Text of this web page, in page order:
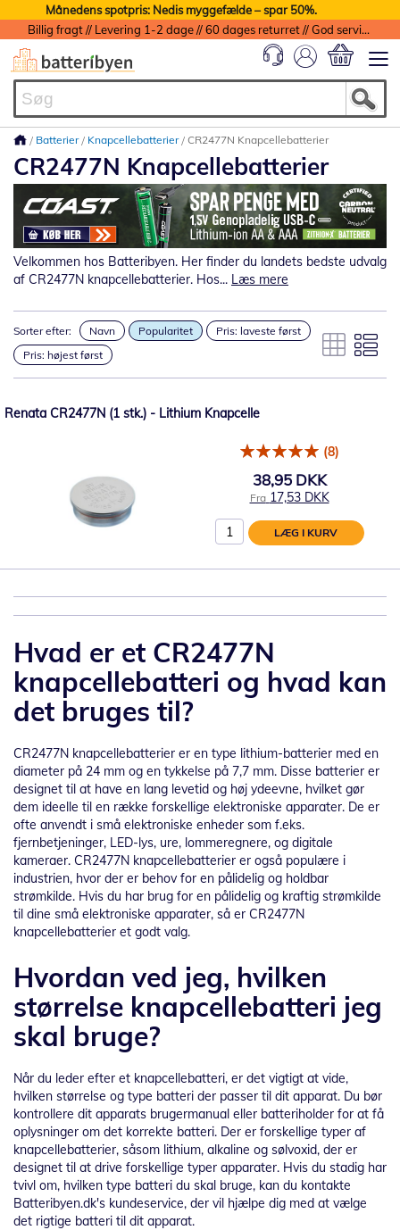
Månedens spotpris: Nedis myggefælde – spar 50%.
Billig fragt // Levering 1-2 dage // 60 dages returret // God service med garanti
Batterier Knapcellebatterier CR2477N Knapcellebatterier
CR2477N Knapcellebatterier
Velkommen hos Batteribyen. Her finder du landets bedste udvalg
af CR2477N knapcellebatterier. Hos... Læs mere
Sorter efter: Navn Popularitet
Pris: laveste først
Pris: højest først
Renata CR2477N (1 stk.) - Lithium Knapcelle
(8)
38,95 DKK
Fra 17,53 DKK
LÆG I KURV
Hvad er et CR2477N
knapcellebatteri og hvad kan
det bruges til?
CR2477N knapcellebatterier er en type lithium-batterier med en
diameter på 24 mm og en tykkelse på 7,7 mm. Disse batterier er
designet til at have en lang levetid og høj ydeevne, hvilket gør
dem ideelle til en række forskellige elektroniske apparater. De er
ofte anvendt i små elektroniske enheder som f.eks.
fjernbetjeninger, LED-lys, ure, lommeregnere, og digitale
kameraer. CR2477N knapcellebatterier er også populære i
industrien, hvor der er behov for en pålidelig og holdbar
strømkilde. Hvis du har brug for en pålidelig og kraftig strømkilde
til dine små elektroniske apparater, så er CR2477N
knapcellebatterier et godt valg.
Hvordan ved jeg, hvilken
størrelse knapcellebatteri jeg
skal bruge?
Når du leder efter et knapcellebatteri, er det vigtigt at vide,
hvilken størrelse og type batteri der passer til dit apparat. Du bør
kontrollere dit apparats brugermanual eller batteriholder for at få
oplysninger om det korrekte batteri. Der er forskellige typer af
knapcellebatterier, såsom lithium, alkaline og sølvoxid, der er
designet til at drive forskellige typer apparater. Hvis du stadig har
tvivl om, hvilken type batteri du skal bruge, kan du kontakte
Batteribyen.dk's kundeservice, der vil hjælpe dig med at vælge
det rigtige batteri til dit apparat.